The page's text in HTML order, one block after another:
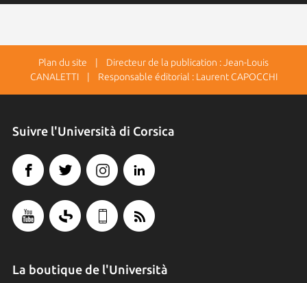
Plan du site | Directeur de la publication : Jean-Louis
CANALETTI | Responsable éditorial : Laurent CAPOCCHI
Suivre l'Università di Corsica
La boutique de l'Università